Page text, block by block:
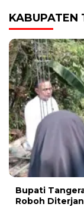
KABUPATEN
Bupati
Roboh